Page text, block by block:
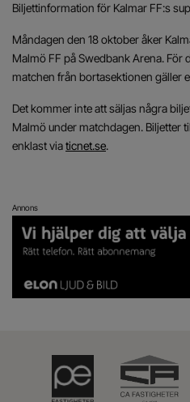
Biljettinformation för Kalmar FF:s
Måndagen den 18 oktober åker
Malmö FF på Swedbank Arena.
matchen från bortasektionen gäller
Det kommer inte att säljas några
Malmö under matchdagen. Biljetter
enklast viaticnet.se.
Annons